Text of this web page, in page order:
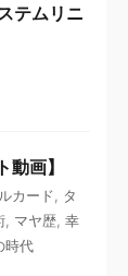
テムリニ
画】
カード
タ
マヤ歴 幸
時代